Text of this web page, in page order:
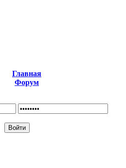
Главная
Форум